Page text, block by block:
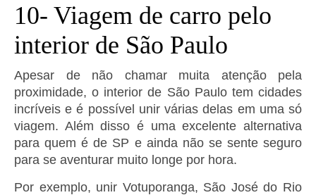
10- Viagem de carro pelo
interior de São Paulo
Apesar de não chamar muita atenção pela
proximidade, o interior de São Paulo tem cidades
incríveis e é possível unir várias delas em uma só
viagem. Além disso é uma excelente alternativa
para quem é de SP e ainda não se sente seguro
para se aventurar muito longe por hora.
Por exemplo, unir Votuporanga, São José do Rio